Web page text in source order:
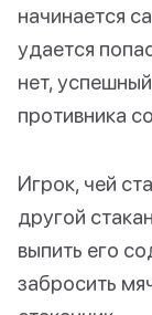
начинается
удается
нет,
противника
Игрок, чей
другой
выпить его
забросить